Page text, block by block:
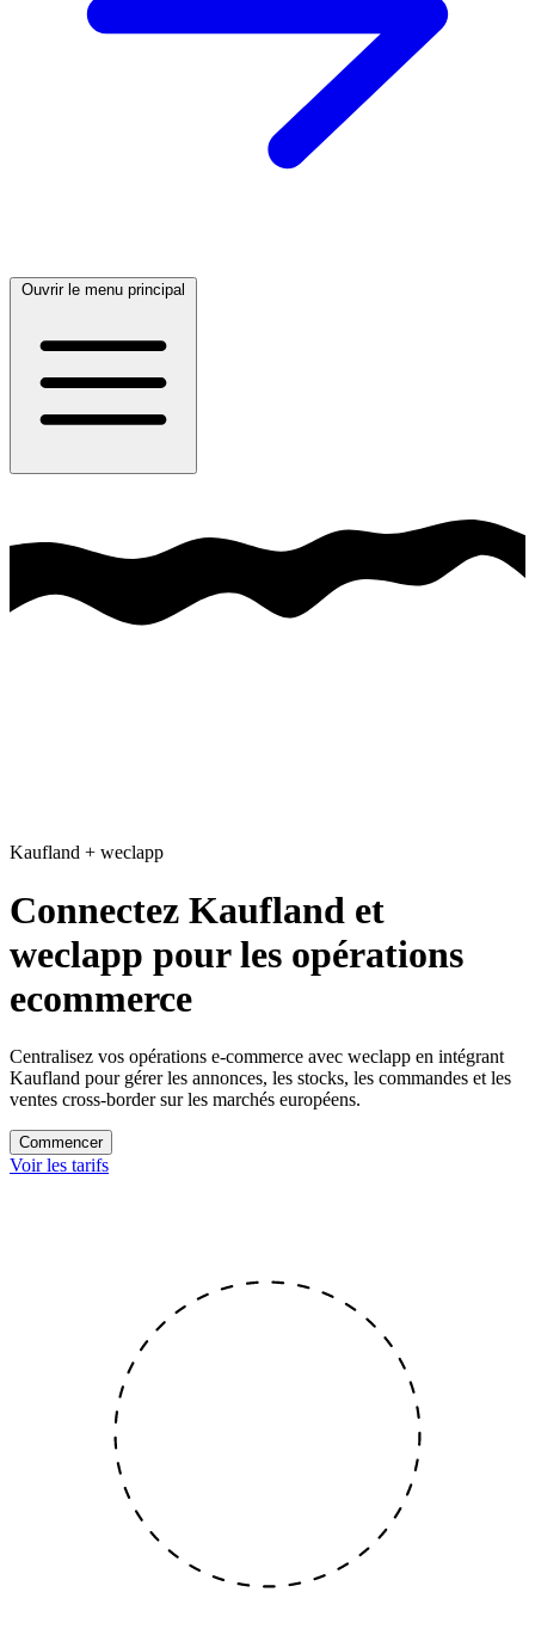
Ouvrir le menu principal
Kaufland + weclapp
Connectez Kaufland et
weclapp pour les opérations
ecommerce
Centralisez vos opérations e-commerce avec weclapp en intégrant
Kaufland pour gérer les annonces, les stocks, les commandes et les
ventes cross-border sur les marchés européens.
Commencer
Voir les tarifs